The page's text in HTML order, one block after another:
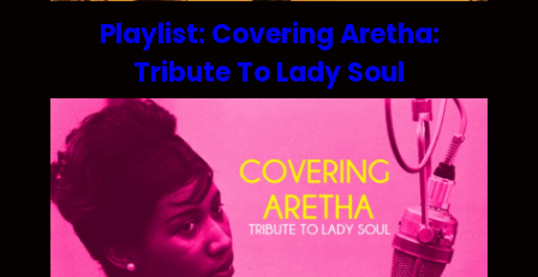
Playlist: Covering Aretha:
Tribute To Lady Soul